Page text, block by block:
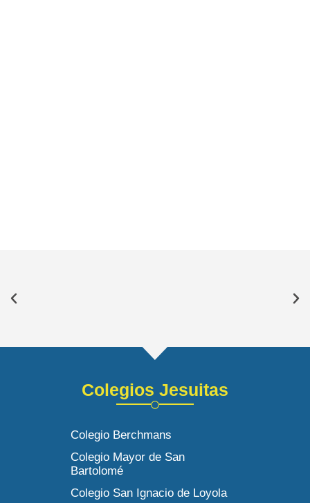
Colegios Jesuitas
Colegio Berchmans
Colegio Mayor de San
Bartolomé
Colegio San Ignacio de Loyola